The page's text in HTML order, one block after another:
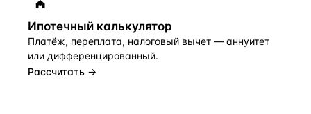
Ипотечный калькулятор
Платёж, переплата, налоговый вычет — аннуитет
или дифференцированный.
Рассчитать →